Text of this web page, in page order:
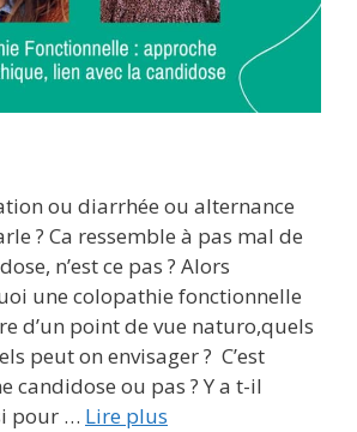
ou diarrhée ou alternance
? Ca ressemble à pas mal de
n’est ce pas ? Alors
une colopathie fonctionnelle
d’un point de vue naturo,quels
peut on envisager ? C’est
candidose ou pas ? Y a t-il
pour … Lire plus